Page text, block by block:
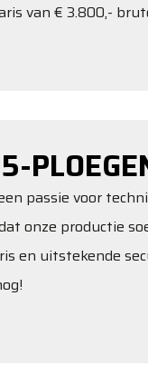
van € 3.800,-
passie voor
onze productie
en uitstekende